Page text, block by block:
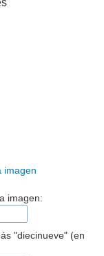
imagen
imagen:
"diecinueve" (en